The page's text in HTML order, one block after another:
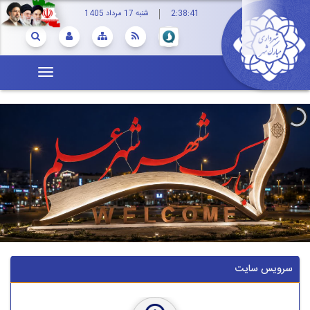
شنبه 17 مرداد 1405 2:38:41
سرویس سایت